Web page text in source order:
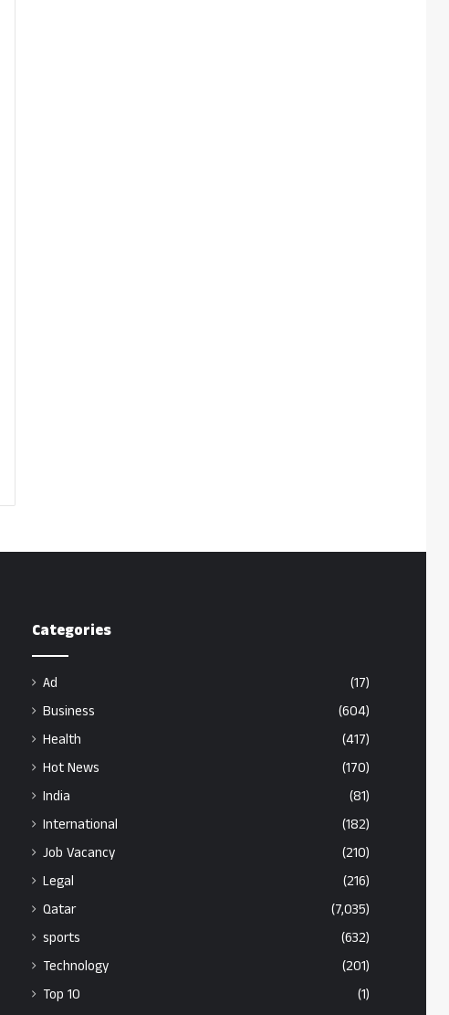
Categories
Ad
(17)
Business
(604)
Health
(417)
Hot News
(170)
India
(81)
International
(182)
Job Vacancy
(210)
Legal
(216)
Qatar
(7,035)
sports
(632)
Technology
(201)
Top 10
(1)